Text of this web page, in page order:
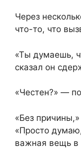
Через
что-то, что
«Ты думаешь,
сказал он
«Честен?» —
«Без
«Просто
важная вещь в